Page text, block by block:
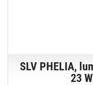
SLV PHELIA,
23